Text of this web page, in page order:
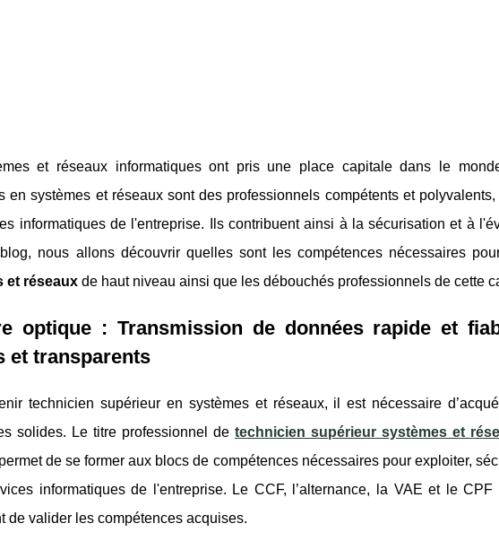
et réseaux informatiques ont pris une place capitale dans le
en systèmes et réseaux sont des professionnels compétents et
informatiques de l'entreprise. Ils contribuent ainsi à la sécurisation et à
nous allons découvrir quelles sont les compétences nécessaires
et réseaux de haut niveau ainsi que les débouchés professionnels de cette
optique : Transmission de données rapide et
et transparents
technicien supérieur en systèmes et réseaux, il est nécessaire
solides. Le titre professionnel de technicien supérieur systèmes et
de se former aux blocs de compétences nécessaires pour exploiter,
informatiques de l'entreprise. Le CCF, l’alternance, la VAE et le
de valider les compétences acquises.